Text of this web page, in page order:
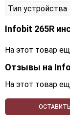
Тип устройства
Infobit 265R
На этот товар
Отзывы на
На этот товар